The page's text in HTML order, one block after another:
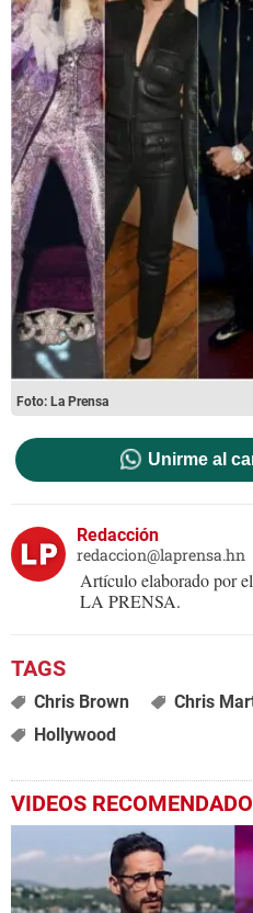
Foto: La Prensa
Unirme al
Redacción
redaccion@laprensa.hn
Artículo elaborado por
LA PRENSA.
Chris Brown Chris
Hollywood
VIDEOS